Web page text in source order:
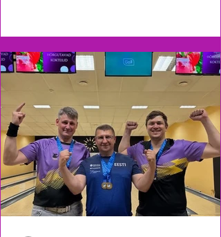
tulemustega:
https://my.raceresult.com/401823/results
Aitäh, et osalesite! Teiega oli tore!💛
Soovime ka tänada meie toetajaid! Suur-
aitäh NoLimit Estonia, Jalajälg AS, Duo
Timtar Grupp OÜ ja Meie toidukaubad!
Teile saim